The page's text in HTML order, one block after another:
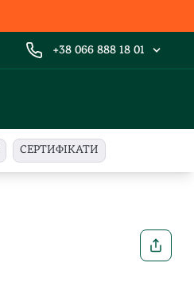
+38 066 888 18 01
СЕРТИФІКАТИ